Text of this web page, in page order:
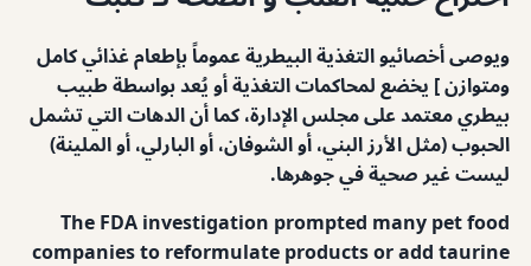
ويوصى أخصائيو التغذية البيطرية عموماً بإطعام غذائي كامل
ومتوازن ] يخضع لمحاكمات التغذية أو يُعد بواسطة طبيب
بيطري معتمد على مجلس الإدارة، كما أن الدهات التي تشمل
الحبوب (مثل الأرز البني، أو الشوفان، أو البارلي، أو الملينة)
ليست غير صحية في جوهرها.
The FDA investigation prompted many pet food
companies to reformulate products or add taurine